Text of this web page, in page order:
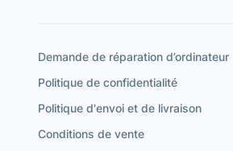
Demande de réparation d’ordinateur
Politique de confidentialité
Politique d'envoi et de livraison
Conditions de vente